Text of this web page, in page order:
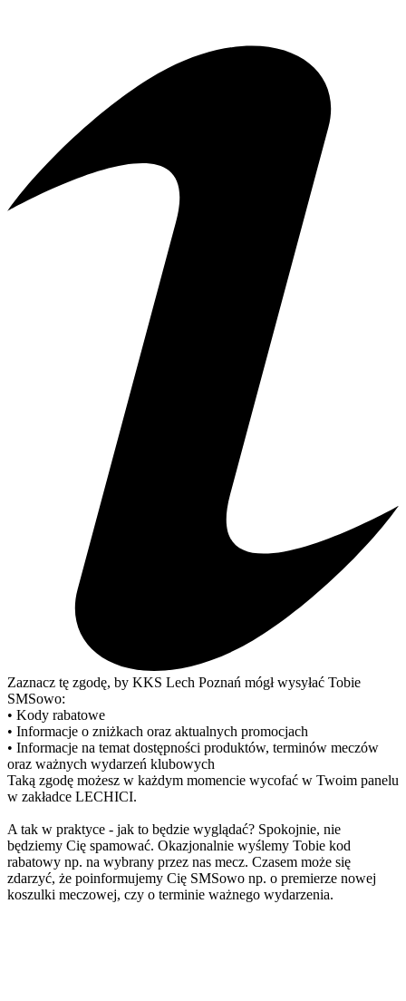
Zaznacz tę zgodę, by KKS Lech Poznań mógł wysyłać Tobie
SMSowo:
• Kody rabatowe
• Informacje o zniżkach oraz aktualnych promocjach
• Informacje na temat dostępności produktów, terminów meczów
oraz ważnych wydarzeń klubowych
Taką zgodę możesz w każdym momencie wycofać w Twoim panelu
w zakładce LECHICI.
A tak w praktyce - jak to będzie wyglądać? Spokojnie, nie
będziemy Cię spamować. Okazjonalnie wyślemy Tobie kod
rabatowy np. na wybrany przez nas mecz. Czasem może się
zdarzyć, że poinformujemy Cię SMSowo np. o premierze nowej
koszulki meczowej, czy o terminie ważnego wydarzenia.